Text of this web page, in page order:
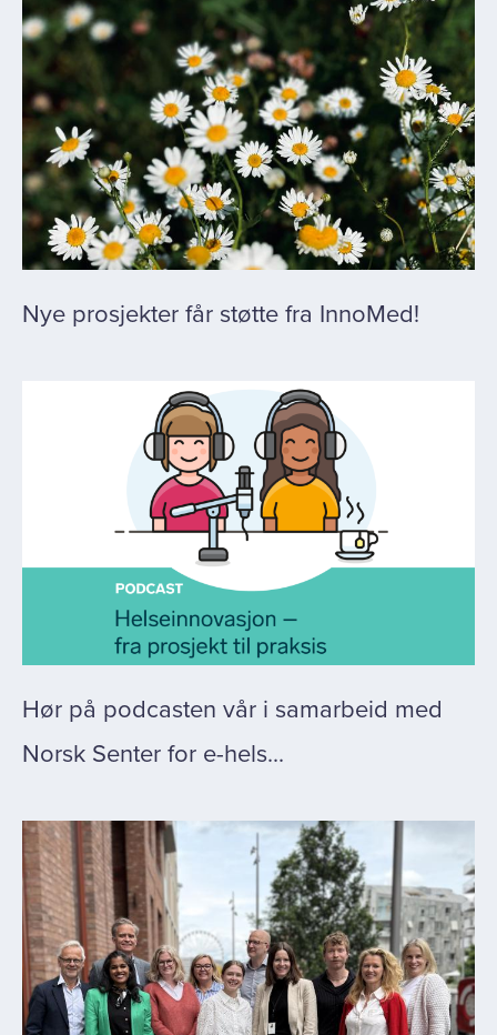
Nye prosjekter får støtte fra InnoMed!
Hør på podcasten vår i samarbeid med
Norsk Senter for e-hels...